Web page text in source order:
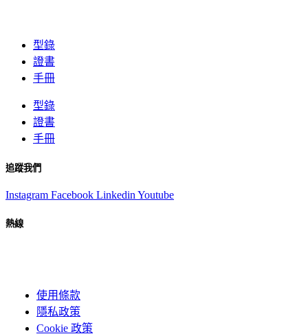
型錄
證書
手冊
型錄
證書
手冊
追蹤我們
Instagram Facebook Linkedin Youtube
熱線
使用條款
隱私政策
Cookie 政策